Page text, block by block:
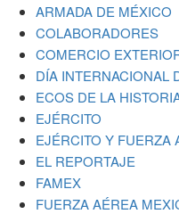
ARMADA DE MÉXICO
COLABORADORES
COMERCIO
DÍA INTERNACIONAL
ECOS DE LA
EJÉRCITO
EJÉRCITO Y FUERZA
EL REPORTAJE
FAMEX
FUERZA AÉREA